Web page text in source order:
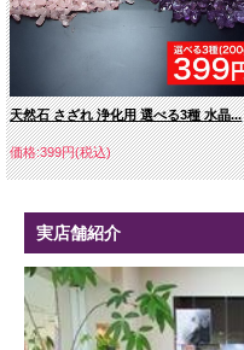
天然石 さざれ 浄化用 選べる3種 水晶...
価格:399円(税込)
実店舗紹介